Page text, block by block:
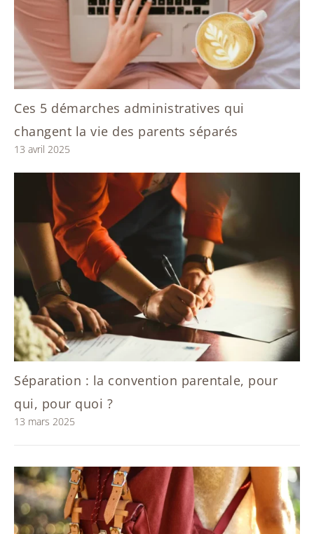
Ces 5 démarches administratives qui
changent la vie des parents séparés
13 avril 2025
Séparation : la convention parentale, pour
qui, pour quoi ?
13 mars 2025